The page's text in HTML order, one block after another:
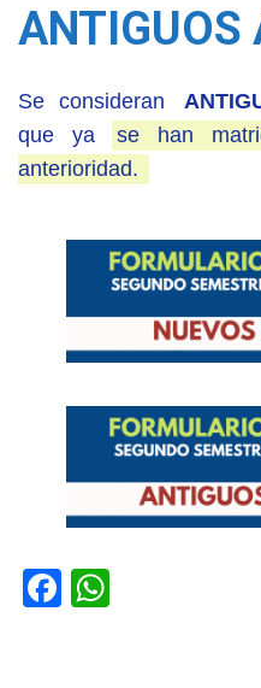
ANTIGUOS
Se consideran
que ya
se han
anterioridad.
Facebook